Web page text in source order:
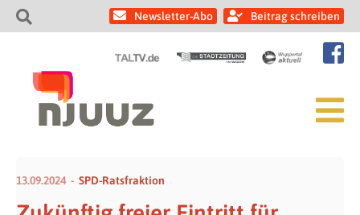
Newsletter-Abo Beitrag schreiben
13.09.2024 SPD-Ratsfraktion